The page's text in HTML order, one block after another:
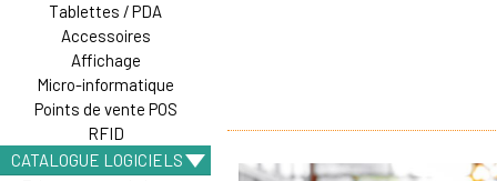
Tablettes / PDA
Accessoires
Affichage
Micro-informatique
Points de vente POS
RFID
CATALOGUE LOGICIELS